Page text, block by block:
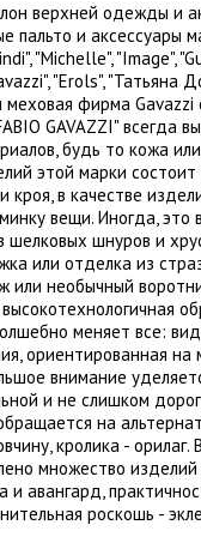
верхней одежды и
пальто и аксессуары
"Michelle", "Image",
"Erols", "Татьяна
меховая фирма
GAVAZZI" всегда
будь то кожа
этой марки состоит
кроя, в качестве
вещи. Иногда, это
шелковых шнуров и
или отделка из
или необычный
меняет все:
ориентированная
внимание
и не слишком
на
кролика - орилаг.
множество
и авангард,
роскошь -